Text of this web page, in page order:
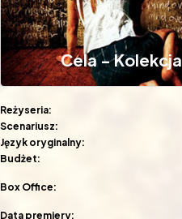
Cela - Kolekcja
Reżyseria:
Scenariusz:
Język oryginalny:
Budżet:
Box Office:
Data premiery: